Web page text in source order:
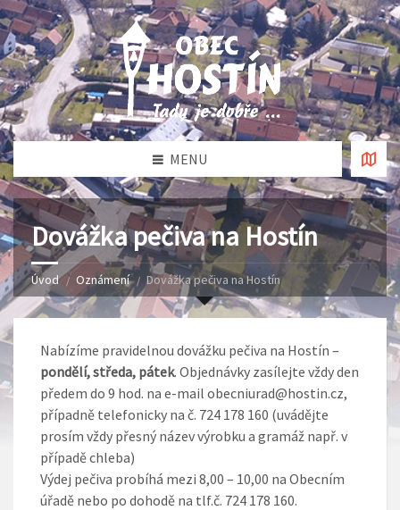
MENU
Dovážka pečiva na Hostín
Úvod Oznámení Dovážka pečiva na Hostín
Nabízíme pravidelnou dovážku pečiva na Hostín –
pondělí, středa, pátek. Objednávky zasílejte vždy den
předem do 9 hod. na e-mail obecniurad@hostin.cz,
případně telefonicky na č. 724 178 160 (uvádějte
prosím vždy přesný název výrobku a gramáž např. v
případě chleba)
Výdej pečiva probíhá mezi 8,00 – 10,00 na Obecním
úřadě nebo po dohodě na tlf.č. 724 178 160.